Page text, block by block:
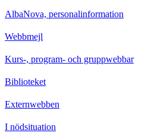
AlbaNova, personalinformation
Webbmejl
Kurs-, program- och gruppwebbar
Biblioteket
Externwebben
I nödsituation